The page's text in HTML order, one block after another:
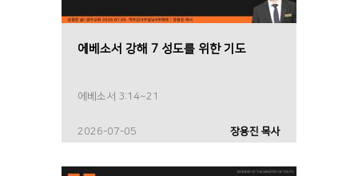
에베소서 강해 7 성도를 위한 기도
에베소서 3:14~21
2026-07-05 장용진 목사